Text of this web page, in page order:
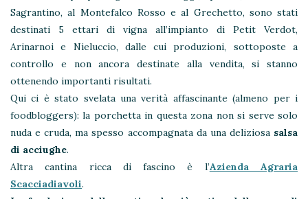
Sagrantino, al Montefalco Rosso e al Grechetto, sono stati
destinati 5 ettari di vigna all’impianto di Petit Verdot,
Arinarnoi e Nieluccio, dalle cui produzioni, sottoposte a
controllo e non ancora destinate alla vendita, si stanno
ottenendo importanti risultati.
Qui ci è stato svelata una verità affascinante (almeno per i
foodbloggers): la porchetta in questa zona non si serve solo
nuda e cruda, ma spesso accompagnata da una deliziosa salsa
di acciughe.
Altra cantina ricca di fascino è l’Azienda Agraria
Scacciadiavoli.